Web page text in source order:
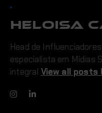
Heloisa
Head de
especialista em Mídias
integral View all posts